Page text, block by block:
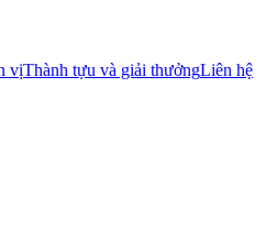
vịThành tựu và giải thưởngLiên hệ